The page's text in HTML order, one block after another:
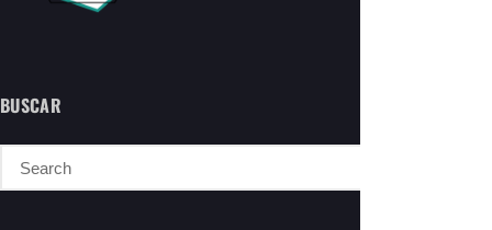
BUSCAR